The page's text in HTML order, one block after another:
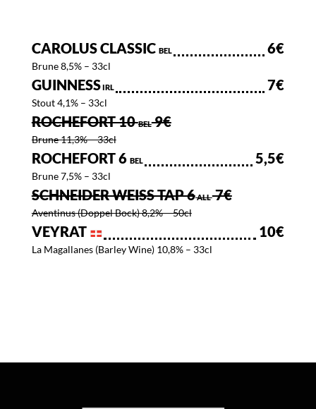
CAROLUS CLASSIC BEL 6€
Brune 8,5% – 33cl
GUINNESSIRL 7€
Stout 4,1% – 33cl
ROCHEFORT 10BEL9€
Brune 11,3% – 33cl
ROCHEFORT 6 BEL 5,5€
Brune 7,5% – 33cl
SCHNEIDER WEISS TAP 6ALL7€
Aventinus (Doppel Bock) 8,2% – 50cl
VEYRAT 10€
La Magallanes (Barley Wine) 10,8% – 33cl